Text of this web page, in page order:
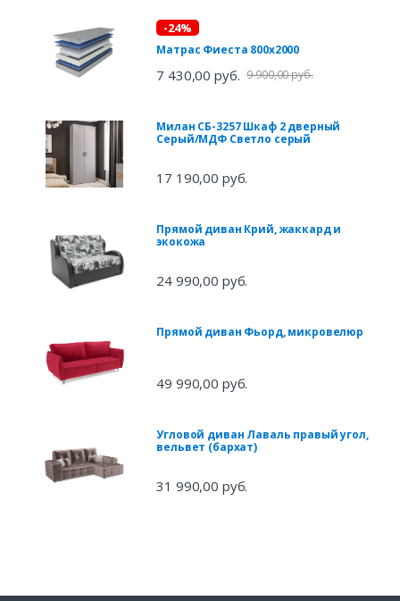
-24%
Матрас Фиеста 800х2000
7 430,00 руб. 9 900,00 руб.
Милан СБ-3257 Шкаф 2 дверный
Серый/МДФ Светло серый
17 190,00 руб.
Прямой диван Крий, жаккард и
экокожа
24 990,00 руб.
Прямой диван Фьорд, микровелюр
49 990,00 руб.
Угловой диван Лаваль правый угол,
вельвет (бархат)
31 990,00 руб.